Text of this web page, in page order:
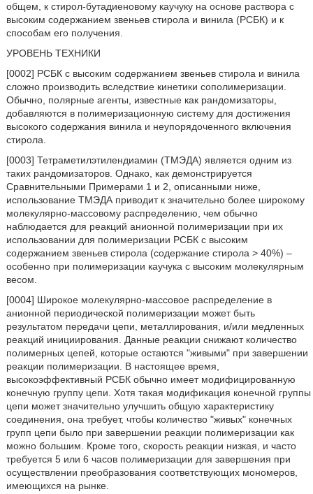
общем, к стирол-бутадиеновому каучуку на основе раствора с
высоким содержанием звеньев стирола и винила (РСБК) и к
способам его получения.
УРОВЕНЬ ТЕХНИКИ
[0002] РСБК с высоким содержанием звеньев стирола и винила
сложно производить вследствие кинетики сополимеризации.
Обычно, полярные агенты, известные как рандомизаторы,
добавляются в полимеризационную систему для достижения
высокого содержания винила и неупорядоченного включения
стирола.
[0003] Тетраметилэтилендиамин (ТМЭДА) является одним из
таких рандомизаторов. Однако, как демонстрируется
Сравнительными Примерами 1 и 2, описанными ниже,
использование ТМЭДА приводит к значительно более широкому
молекулярно-массовому распределению, чем обычно
наблюдается для реакций анионной полимеризации при их
использовании для полимеризации РСБК с высоким
содержанием звеньев стирола (содержание стирола > 40%) –
особенно при полимеризации каучука с высоким молекулярным
весом.
[0004] Широкое молекулярно-массовое распределение в
анионной периодической полимеризации может быть
результатом передачи цепи, металлирования, и/или медленных
реакций инициирования. Данные реакции снижают количество
полимерных цепей, которые остаются "живыми" при завершении
реакции полимеризации. В настоящее время,
высокоэффективный РСБК обычно имеет модифицированную
конечную группу цепи. Хотя такая модификация конечной группы
цепи может значительно улучшить общую характеристику
соединения, она требует, чтобы количество "живых" конечных
групп цепи было при завершении реакции полимеризации как
можно большим. Кроме того, скорость реакции низкая, и часто
требуется 5 или 6 часов полимеризации для завершения при
осуществлении преобразования соответствующих мономеров,
имеющихся на рынке.